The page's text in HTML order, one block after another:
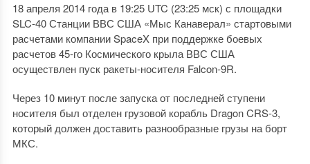
18 апреля 2014 года в 19:25 UTC (23:25 мск) с площадки
SLC-40 Станции ВВС США «Мыс Канаверал» стартовыми
расчетами компании SpaceX при поддержке боевых
расчетов 45-го Космического крыла ВВС США
осуществлен пуск ракеты-носителя Falcon-9R.
Через 10 минут после запуска от последней ступени
носителя был отделен грузовой корабль Dragon CRS-3,
который должен доставить разнообразные грузы на борт
МКС.